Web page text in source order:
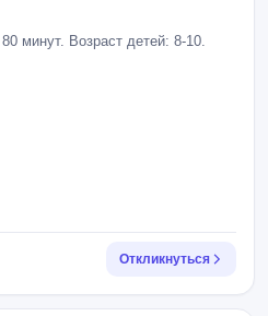
минут. Возраст детей: 8-10.
Откликнуться